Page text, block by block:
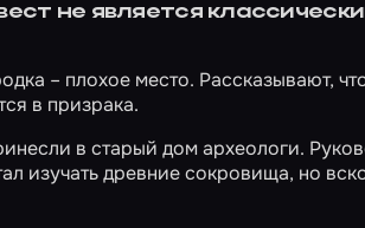
не является
– плохое место. Рассказывают,
в призрака.
в старый дом археологи.
изучать древние сокровища, но